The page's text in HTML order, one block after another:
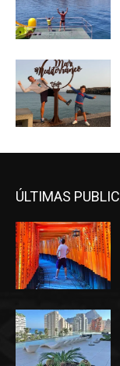
ÚLTIMAS